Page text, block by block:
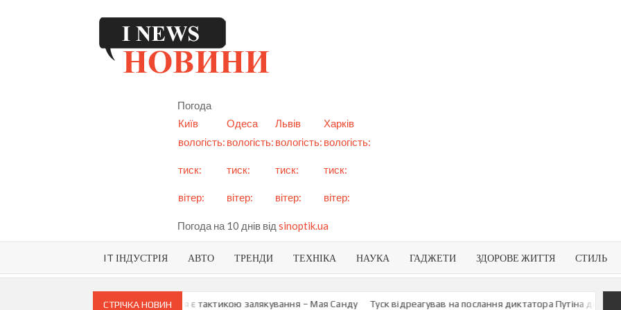
Погода
Київ
Одеса Львів
Харків
вологість:
тиск:
вітер:
вологість:
тиск:
вітер:
вологість:
тиск:
вітер:
вологість:
тиск:
вітер:
Погода на 10 днів від sinoptik.ua
IT ІНДУСТРІЯ АВТО ТРЕНДИ ТЕХНІКА НАУКА ГАДЖЕТИ ЗДОРОВЕ ЖИТТЯ СТИЛЬ
СТРІЧКА НОВИН
про можливу анексію Придністров’я є тактикою залякування – Мая Санду Туск відреагував на послання диктатора Путіна до росіян